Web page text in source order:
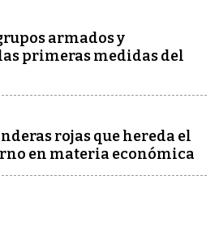
armados y
primeras medidas del
rojas que hereda el
en materia económica